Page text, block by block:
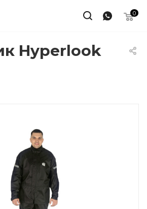
0
Hyperlook